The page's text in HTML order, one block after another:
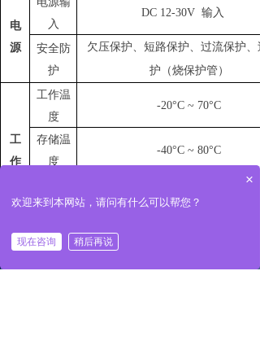
电
源
入
DC 12-30V 输入
安全防
护
欠压保护、短路保护、过流保护、
护（烧保护管）
工
作
境
工作温
度
-20°C ~ 70°C
存储温
度
-40°C ~ 80°C
度
0% ~ 90%相对湿度, 无凝露
度
낀
返回首页 一键拨号
×
欢迎来到本网站，请问有什么可以帮您？
现在咨询 稍后再说